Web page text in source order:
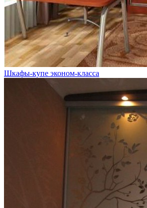
Шкафы-купе эконом-класса